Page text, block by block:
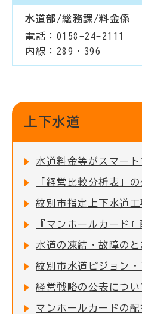
水道部/総務課/料金係
電話：0158-24-2111
内線：289・396
上下水道
「経営比較分析表」
紋別市指定上下水道
水道の凍結・故障のと
経営戦略の公表につい
マンホールカードの